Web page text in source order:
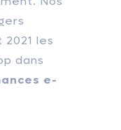
les
dans
e-